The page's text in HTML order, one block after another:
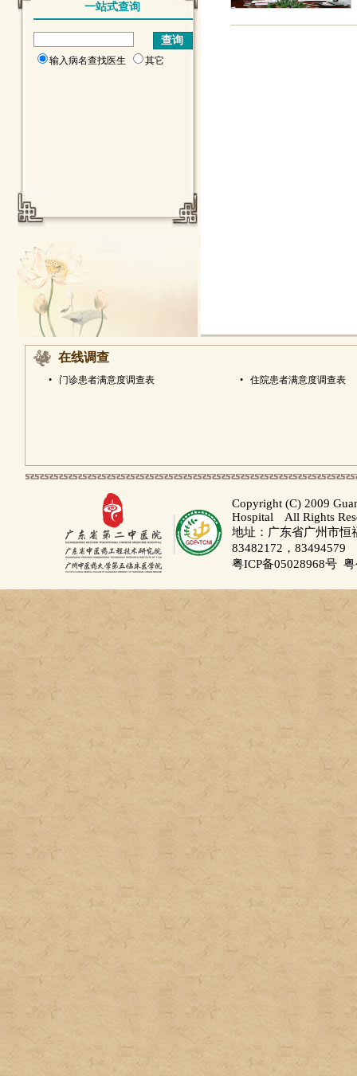
一站式查询
输入病名查找医生 其它
在线调查
• 门诊患者满意度调查表 • 住院患者满意度调查表
Copyright (C) 2009
Hospital All Rights
地址：广东省广州市
83482172，83494579
粤ICP备05028968号